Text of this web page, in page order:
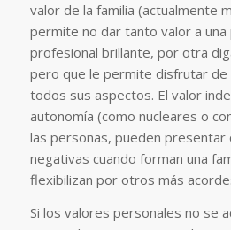
valor de la familia (actualmente
permite no dar tanto valor a
profesional brillante, por otra
pero que le permite disfrutar de
todos sus aspectos. El valor
autonomía (como nucleares o
las personas, pueden presentar
negativas cuando forman una
flexibilizan por otros más
Si los valores personales no se